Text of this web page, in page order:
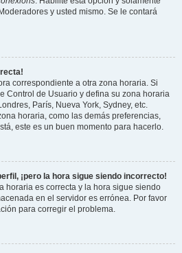
y usted mismo. Se le contará
correspondiente a otra zona horaria. Si
Control de Usuario y defina su zona horaria
París, Nueva York, Sydney, etc.
horaria, como las demás preferencias,
este es un buen momento para hacerlo.
¡pero la hora sigue siendo incorrecto!
horaria es correcta y la hora sigue siendo
en el servidor es errónea. Por favor
para corregir el problema.